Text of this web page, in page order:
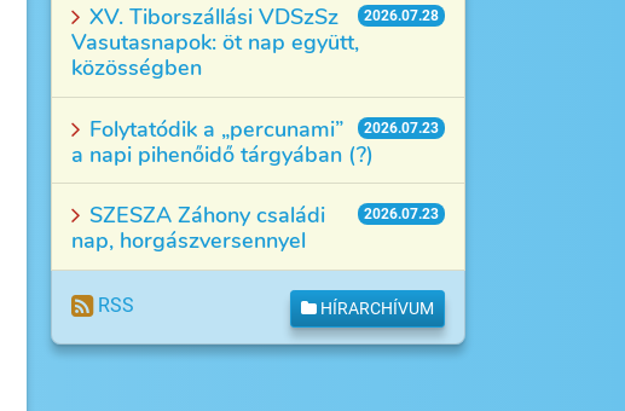
2026.07.28
XV. Tiborszállási VDSzSz
Vasutasnapok: öt nap együtt,
közösségben
2026.07.23
Folytatódik a „percunami”
a napi pihenőidő tárgyában (?)
2026.07.23
SZESZA Záhony családi
nap, horgászversennyel
RSS HÍRARCHÍVUM